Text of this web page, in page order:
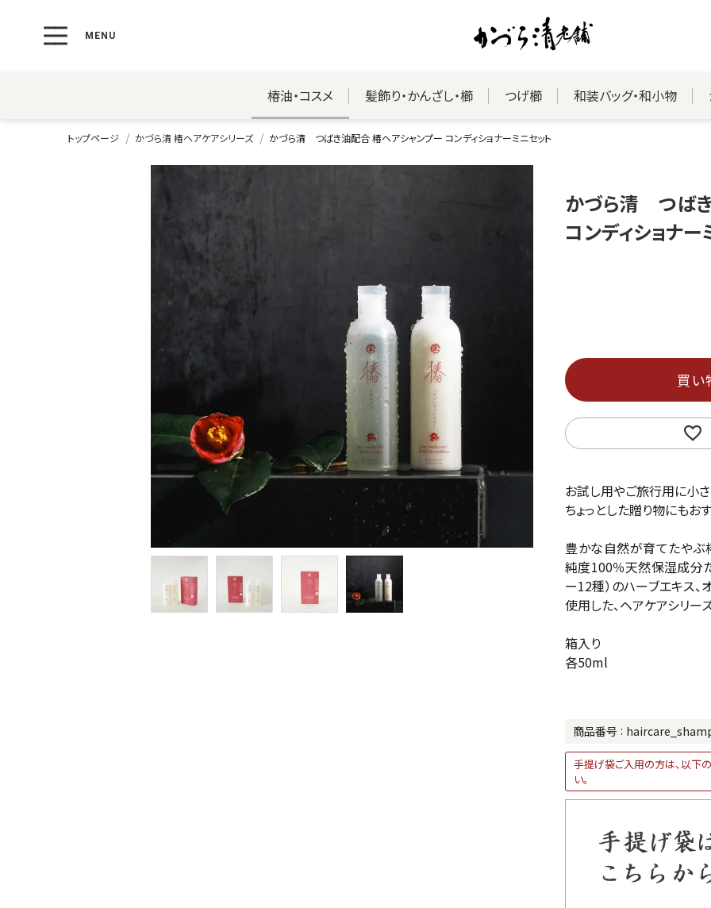
椿油・コスメ 髪飾り・かんざし・櫛 つげ櫛 和装バッグ・和小物
トップページ かづら清 椿ヘアケアシリーズ かづら清 つばき油配合 椿ヘアシャンプー コンディショナーミニセット
かづら清 つば
コンディショナー
買い
お試し用やご旅行用に小
ちょっとした贈り物にもお
豊かな自然が育てたやぶ
純度100％天然保湿成分た
ー12種）のハーブエキス
使用した、ヘアケアシリー
箱入り
各50ml
商品番号
手提げ袋ご入用の方は、以下
い。